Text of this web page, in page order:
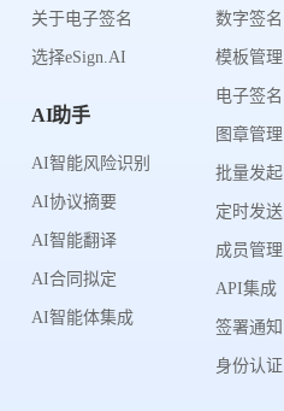
关于电子签名
选择eSign.AI
AI助手
AI智能风险识别
AI协议摘要
AI智能翻译
AI合同拟定
AI智能体集成
数字签名
模板管理
电子签名
图章管理
批量发起
定时发送
成员管理
API集成
签署通知
身份认证